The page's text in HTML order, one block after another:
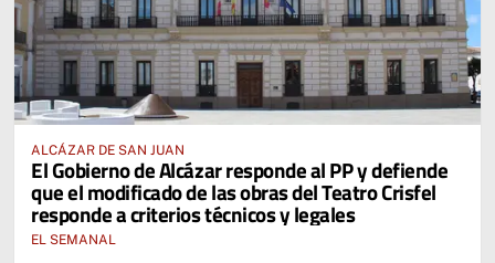
ALCÁZAR DE SAN JUAN
El Gobierno de Alcázar responde al PP y defiende
que el modificado de las obras del Teatro Crisfel
responde a criterios técnicos y legales
EL SEMANAL